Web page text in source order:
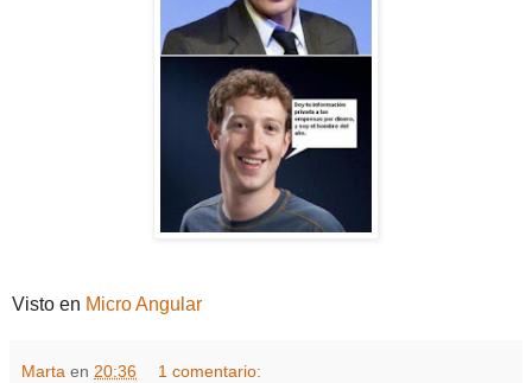
Visto en Micro Angular
Marta en 20:36 1 comentario: